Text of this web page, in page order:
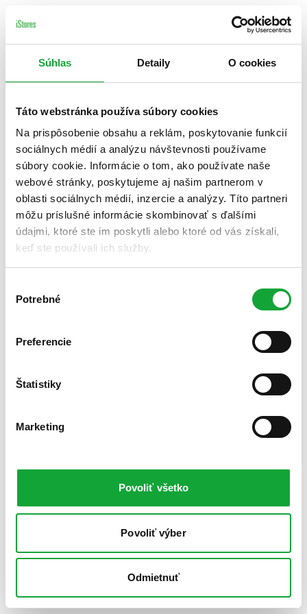
Súhlas Detaily O cookies
Táto webstránka používa súbory cookies
Na prispôsobenie obsahu a reklám, poskytovanie funkcií
sociálnych médií a analýzu návštevnosti používame
súbory cookie. Informácie o tom, ako používate naše
webové stránky, poskytujeme aj našim partnerom v
oblasti sociálnych médií, inzercie a analýzy. Títo partneri
môžu príslušné informácie skombinovať s ďalšími
údajmi, ktoré ste im poskytli alebo ktoré od vás získali,
keď ste používali ich služby.
súhlasu
Potrebné
Preferencie
Štatistiky
Marketing
Povoliť všetko
Povoliť výber
Odmietnuť